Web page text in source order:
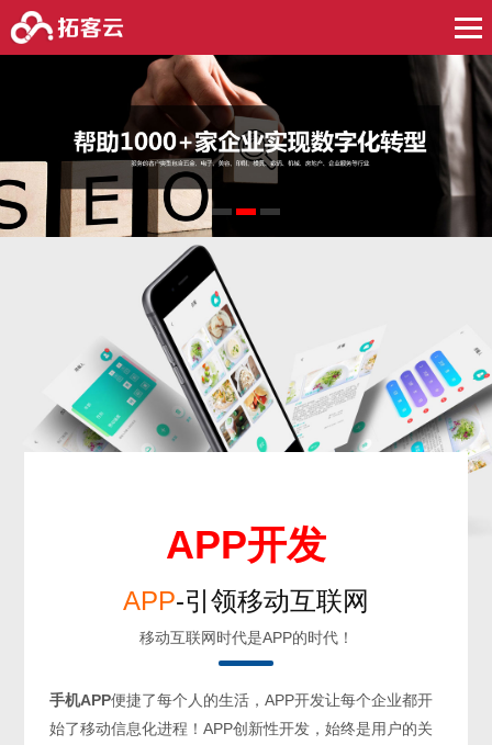
1 2 3
APP开发
APP-引领移动互联网
移动互联网时代是APP的时代！
手机APP便捷了每个人的生活，APP开发让每个企业都开
始了移动信息化进程！APP创新性开发，始终是用户的关